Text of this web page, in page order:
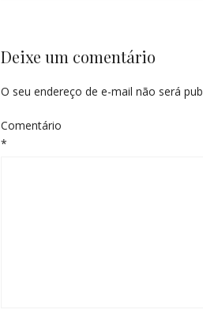
Deixe um comentário
O seu endereço de e-mail não será
Comentário
*